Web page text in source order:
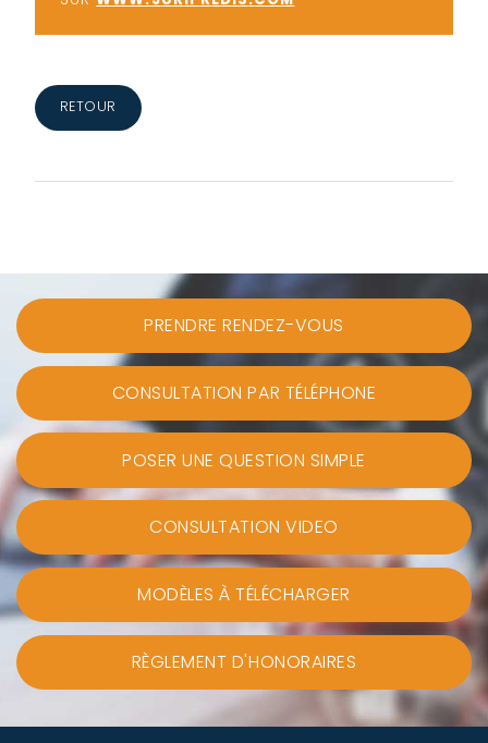
RETOUR
PRENDRE RENDEZ-VOUS
CONSULTATION PAR TÉLÉPHONE
POSER UNE QUESTION SIMPLE
CONSULTATION VIDEO
MODÈLES À TÉLÉCHARGER
RÈGLEMENT D'HONORAIRES